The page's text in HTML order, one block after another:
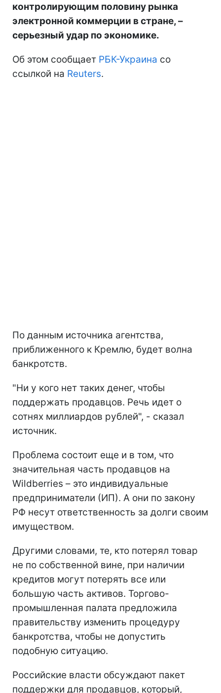
контролирующим половину рынка
электронной коммерции в стране, –
серьезный удар по экономике.
Об этом сообщает РБК-Украина со
ссылкой на Reuters.
По данным источника агентства,
приближенного к Кремлю, будет волна
банкротств.
"Ни у кого нет таких денег, чтобы
поддержать продавцов. Речь идет о
сотнях миллиардов рублей", - сказал
источник.
Проблема состоит еще и в том, что
значительная часть продавцов на
Wildberries – это индивидуальные
предприниматели (ИП). А они по закону
РФ несут ответственность за долги своим
имуществом.
Другими словами, те, кто потерял товар
не по собственной вине, при наличии
кредитов могут потерять все или
большую часть активов. Торгово-
промышленная палата предложила
правительству изменить процедуру
банкротства, чтобы не допустить
подобную ситуацию.
Российские власти обсуждают пакет
поддержки для продавцов, который,